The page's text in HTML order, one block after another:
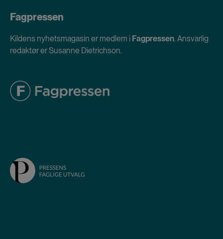
Fagpressen
Kildens nyhetsmagasin er medlem i Fagpressen. Ansvarlig
redaktør er Susanne Dietrichson.